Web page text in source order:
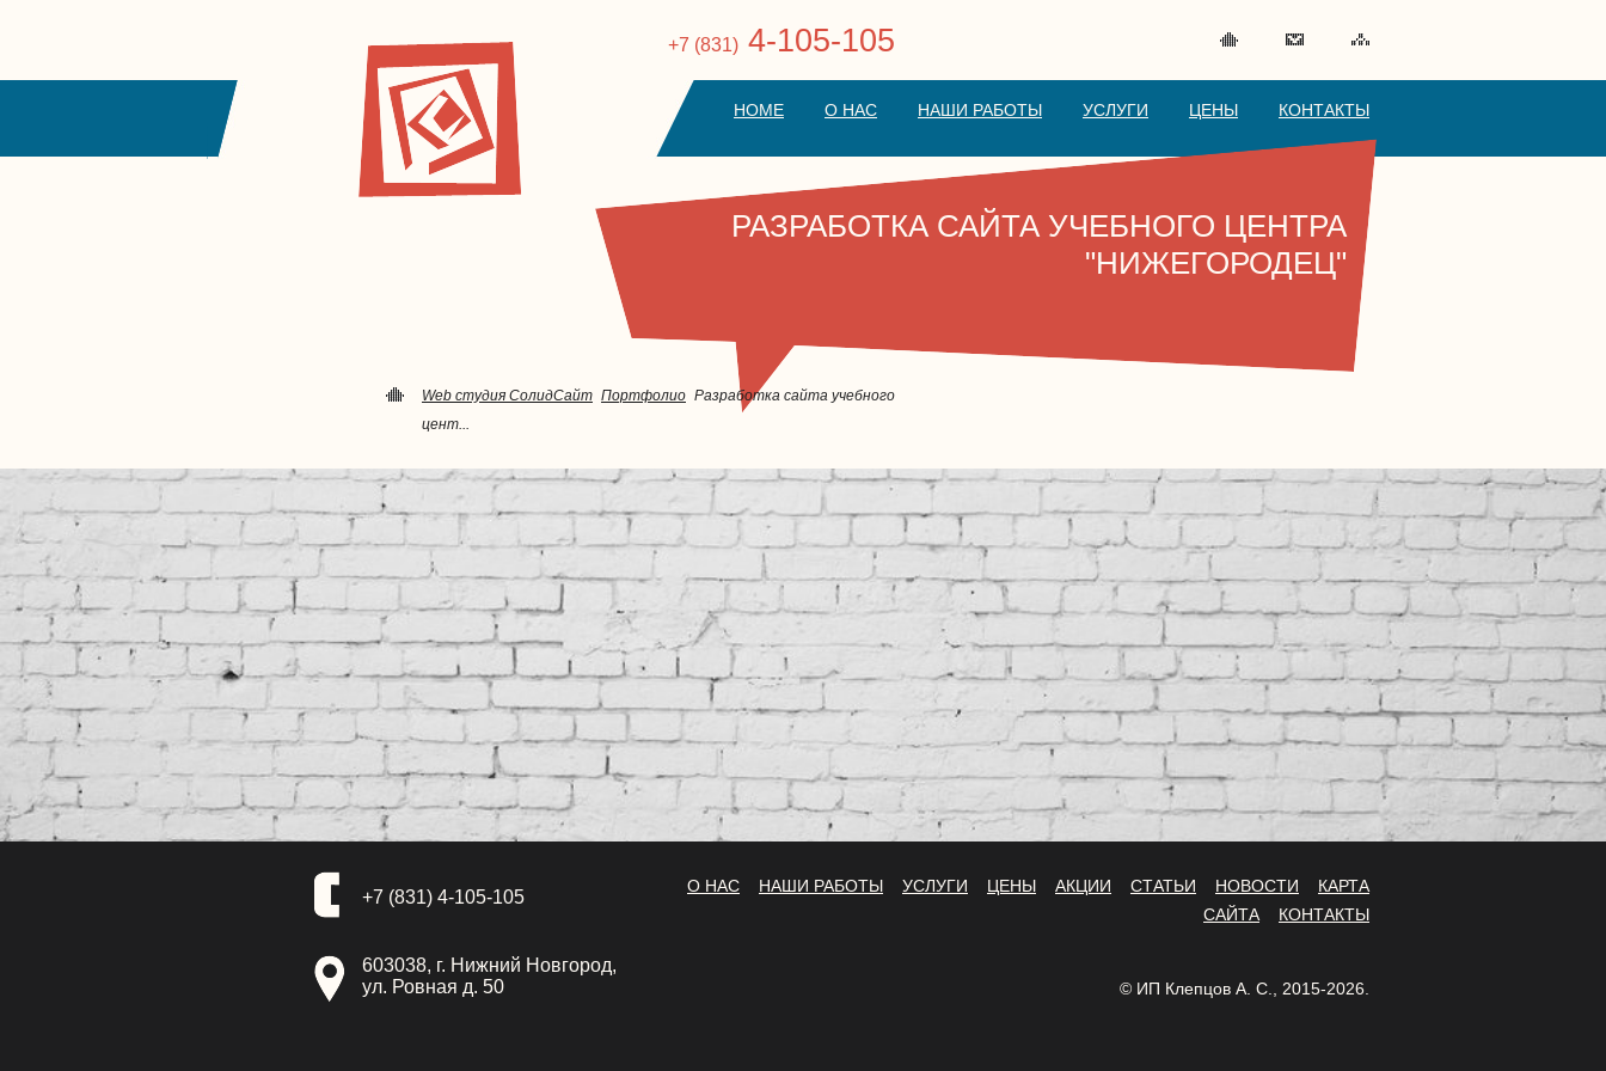
+7 (831) 4-105-105
РАЗРАБОТКА САЙТА УЧЕБНОГО ЦЕНТРА
"НИЖЕГОРОДЕЦ"
HOME О НАС НАШИ РАБОТЫ УСЛУГИ ЦЕНЫ КОНТАКТЫ
Web студия СолидСайт Портфолио Разработка сайта учебного
цент...
+7 (831) 4-105-105
603038, г. Нижний Новгород,
ул. Ровная д. 50
О НАС НАШИ РАБОТЫ УСЛУГИ ЦЕНЫ АКЦИИ СТАТЬИ НОВОСТИ
КАРТА
САЙТА
КОНТАКТЫ
© ИП Клепцов А. С., 2015-2026.